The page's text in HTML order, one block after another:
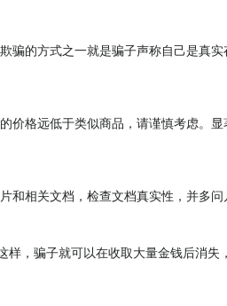
骗的方式之一就是骗子声称自己是真实
价格远低于类似商品，请谨慎考虑。显
相关文档，检查文档真实性，并多问
样，骗子就可以在收取大量金钱后消失